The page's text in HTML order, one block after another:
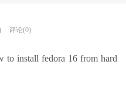
评论(0)
install fedora 16 from hard